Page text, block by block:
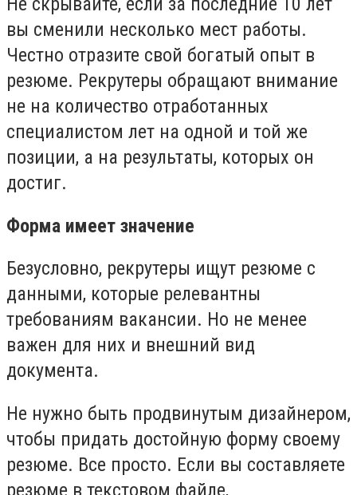
вы сменили несколько мест работы.
Честно отразите свой богатый опыт в
резюме. Рекрутеры обращают внимание
не на количество отработанных
специалистом лет на одной и той же
позиции, а на результаты, которых он
достиг.
Форма имеет значение
Безусловно, рекрутеры ищут резюме с
данными, которые релевантны
требованиям вакансии. Но не менее
важен для них и внешний вид
документа.
Не нужно быть продвинутым дизайнером,
чтобы придать достойную форму своему
резюме. Все просто. Если вы составляете
резюме в текстовом файле,